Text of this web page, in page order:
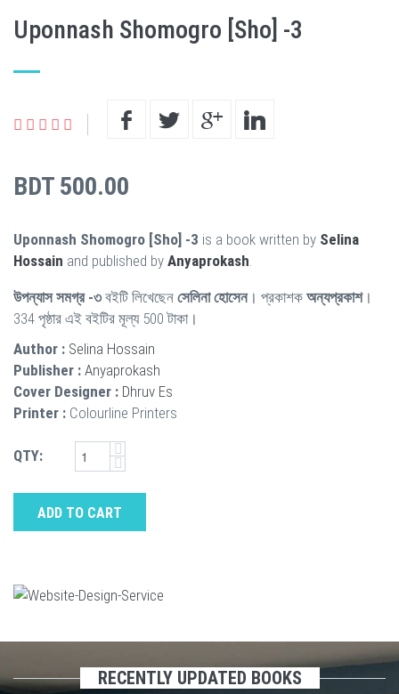
Uponnash Shomogro [Sho] -3
BDT 500.00
Uponnash Shomogro [Sho] -3 is a book written by Selina
Hossain and published by Anyaprokash
উপন্যাস সমগ্র -৩বইটি লিখেছেন সেলিনা হোসেন। প্রকাশক অন্যপ্রকাশ।
334 পৃষ্ঠার এই বইটির মূল্য 500 টাকা।
Author : Selina Hossain
Publisher : Anyaprokash
Cover Designer : Dhruv Es
Printer : Colourline Printers
QTY:
ADD TO CART
RECENTLY UPDATED BOOKS